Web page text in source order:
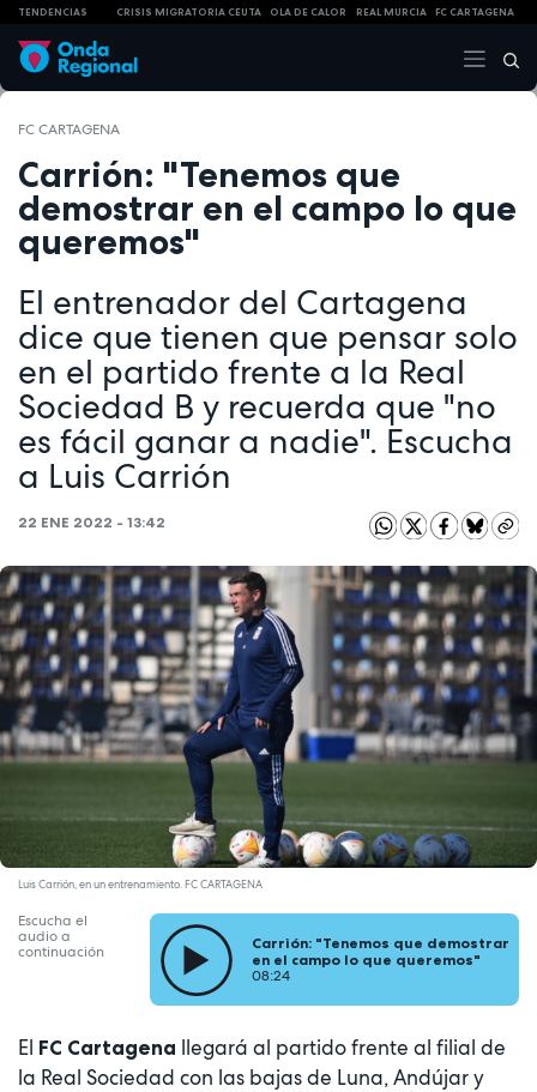
TENDENCIAS CRISIS MIGRATORIA CEUTA OLA DE CALOR REAL MURCIA FC CARTAGENA
FC CARTAGENA
Carrión: "Tenemos que
demostrar en el campo lo que
queremos"
El entrenador del Cartagena
dice que tienen que pensar solo
en el partido frente a la Real
Sociedad B y recuerda que "no
es fácil ganar a nadie". Escucha
a Luis Carrión
22 ENE 2022 - 13:42
Luis Carrión, en un entrenamiento. FC CARTAGENA
Escucha el
audio a
continuación
Carrión: "Tenemos que demostrar
en el campo lo que queremos"
08:24
El FC Cartagena llegará al partido frente al filial de
la Real Sociedad con las bajas de Luna, Andújar y